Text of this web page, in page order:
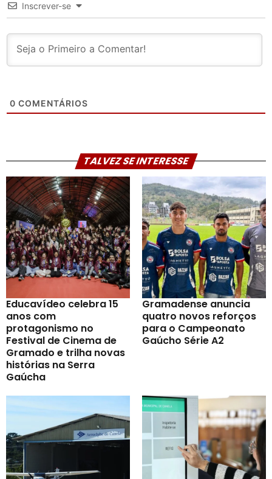
Inscrever-se
0 COMENTÁRIOS
TALVEZ SE INTERESSE
Educavídeo celebra 15
anos com
protagonismo no
Festival de Cinema de
Gramado e trilha novas
histórias na Serra
Gaúcha
Gramadense anuncia
quatro novos reforços
para o Campeonato
Gaúcho Série A2